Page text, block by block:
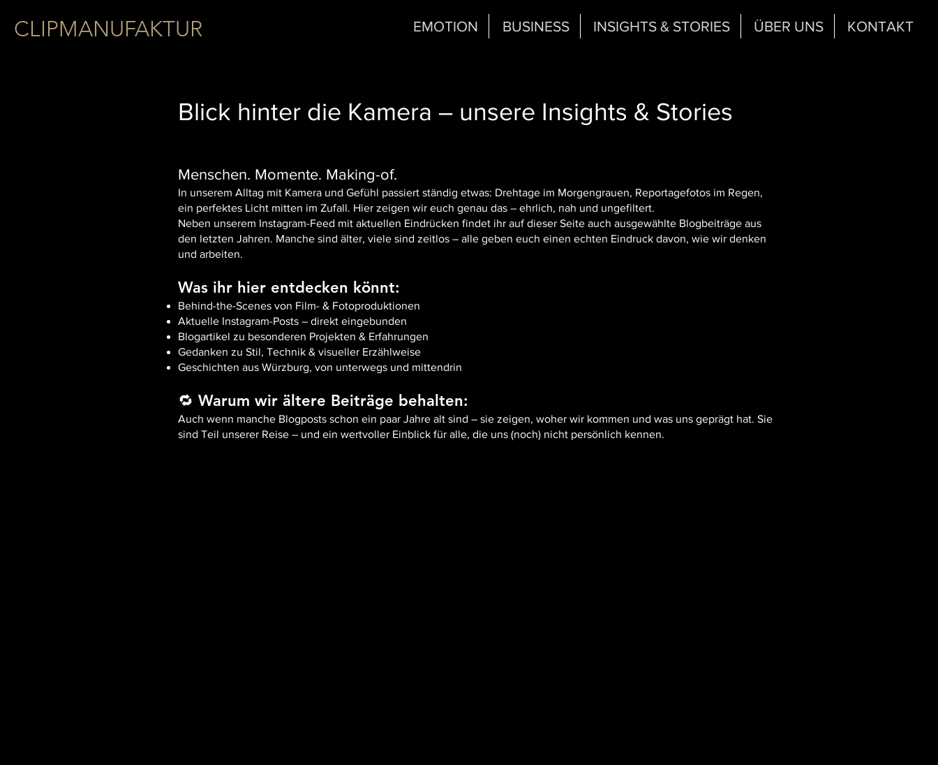
CLIPMANUFAKTUR EMOTION BUSINESS INSIGHTS & STORIES ÜBER UNS KONTAKT
Blick hinter die Kamera – unsere Insights & Stories
Menschen. Momente. Making-of.
In unserem Alltag mit Kamera und Gefühl passiert ständig etwas: Drehtage im Morgengrauen, Reportagefotos im Regen,
ein perfektes Licht mitten im Zufall. Hier zeigen wir euch genau das – ehrlich, nah und ungefiltert.
Neben unserem Instagram-Feed mit aktuellen Eindrücken findet ihr auf dieser Seite auch ausgewählte Blogbeiträge aus
den letzten Jahren. Manche sind älter, viele sind zeitlos – alle geben euch einen echten Eindruck davon, wie wir denken
und arbeiten.
Was ihr hier entdecken könnt:
Behind-the-Scenes von Film- & Fotoproduktionen
Aktuelle Instagram-Posts – direkt eingebunden
Blogartikel zu besonderen Projekten & Erfahrungen
Gedanken zu Stil, Technik & visueller Erzählweise
Geschichten aus Würzburg, von unterwegs und mittendrin
🔁 Warum wir ältere Beiträge behalten:
Auch wenn manche Blogposts schon ein paar Jahre alt sind – sie zeigen, woher wir kommen und was uns geprägt hat. Sie
sind Teil unserer Reise – und ein wertvoller Einblick für alle, die uns (noch) nicht persönlich kennen.